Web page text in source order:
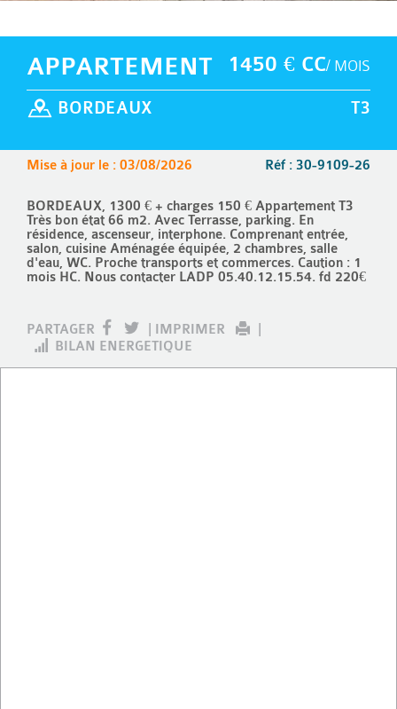
1450 € CC/ MOIS
APPARTEMENT
T3
BORDEAUX
Réf : 30-9109-26
Mise à jour le : 03/08/2026
BORDEAUX, 1300 € + charges 150 € Appartement T3
Très bon état 66 m2. Avec Terrasse, parking. En
résidence, ascenseur, interphone. Comprenant entrée,
salon, cuisine Aménagée équipée, 2 chambres, salle
d'eau, WC. Proche transports et commerces. Caution : 1
mois HC. Nous contacter LADP 05.40.12.15.54. fd 220€
PARTAGER IMPRIMER
BILAN ENERGETIQUE